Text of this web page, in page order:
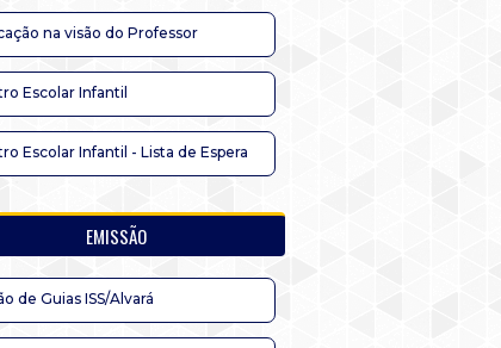
na visão do Professor
Escolar Infantil
Escolar Infantil - Lista de Espera
EMISSÃO
de Guias ISS/Alvará